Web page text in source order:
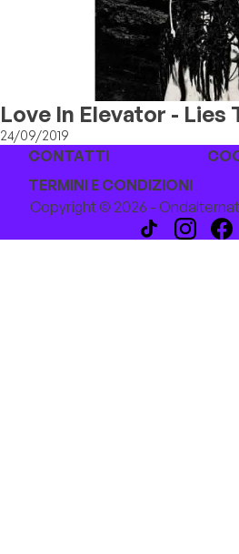
Love In Elevator - Lies
24/09/2019
CONTATTI
TERMINI E CONDIZIONI
Copyright © 2026 -